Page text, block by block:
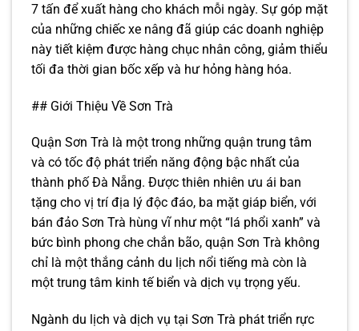
7 tấn để xuất hàng cho khách mỗi ngày. Sự góp mặt
của những chiếc xe nâng đã giúp các doanh nghiệp
này tiết kiệm được hàng chục nhân công, giảm thiểu
tối đa thời gian bốc xếp và hư hỏng hàng hóa.
## Giới Thiệu Về Sơn Trà
Quận Sơn Trà là một trong những quận trung tâm
và có tốc độ phát triển năng động bậc nhất của
thành phố Đà Nẵng. Được thiên nhiên ưu ái ban
tặng cho vị trí địa lý độc đáo, ba mặt giáp biển, với
bán đảo Sơn Trà hùng vĩ như một “lá phổi xanh” và
bức bình phong che chắn bão, quận Sơn Trà không
chỉ là một thắng cảnh du lịch nổi tiếng mà còn là
một trung tâm kinh tế biển và dịch vụ trọng yếu.
Ngành du lịch và dịch vụ tại Sơn Trà phát triển rực